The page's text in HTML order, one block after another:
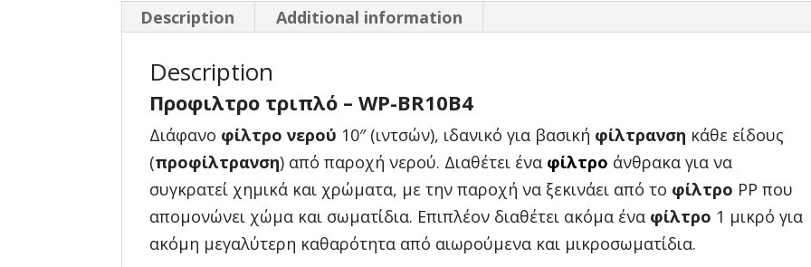
Description Additional information
Description
Προφιλτρο τριπλό – WP-BR10B4
Διάφανο φίλτρο νερού 10″ (ιντσών), ιδανικό για βασική φίλτρανση κάθε είδους
(προφίλτρανση) από παροχή νερού. Διαθέτει ένα φίλτρο άνθρακα για να
συγκρατεί χημικά και χρώματα, με την παροχή να ξεκινάει από το φίλτρο PP που
απομονώνει χώμα και σωματίδια. Επιπλέον διαθέτει ακόμα ένα φίλτρο 1 μικρό για
ακόμη μεγαλύτερη καθαρότητα από αιωρούμενα και μικροσωματίδια.